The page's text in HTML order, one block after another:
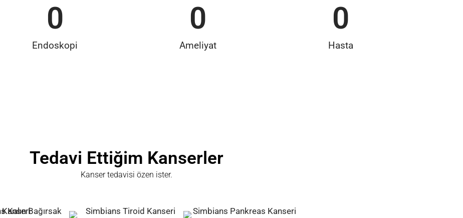
Endoskopi
0
Ameliyat
0
Hasta
0
Tedavi Ettiğim Kanserler
Kanser tedavisi özen ister.